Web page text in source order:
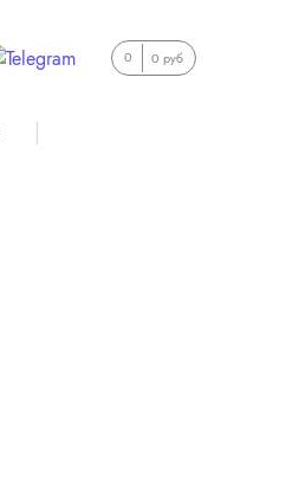
0 0 руб
|